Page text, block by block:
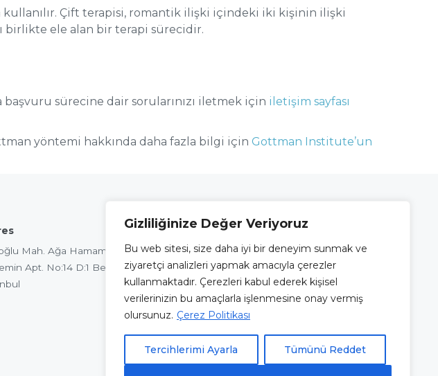
Gizliliğinize Değer Veriyoruz
Bu web sitesi, size daha iyi bir deneyim sunmak ve
ziyaretçi analizleri yapmak amacıyla çerezler
kullanmaktadır. Çerezleri kabul ederek kişisel
verilerinizin bu amaçlarla işlenmesine onay vermiş
olursunuz. Çerez Politikası
Tercihlerimi Ayarla Tümünü Reddet
Çift terapisi, romantik ilişki içindeki iki kişinin ilişki
birlikte ele alan bir terapi sürecidir.
sürecine dair sorularınızı iletmek için iletişim sayfası
yöntemi hakkında daha fazla bilgi için Gottman Institute’un
Mah. Ağa Hamamı Sok.
Apt. No:14 D:1 Beyoğlu /
Bu internet sitesinin içeriği ve
uygulamaları, sadece bilgilendirme ve
eğitim amaçlı olup, herhangi bir şekilde
tıbbi öneri verme veya herhangi bir
danışan sağlama amacı ile
oluşturulmamıştır. Sitemizde yer alan
takdirde resmi görüşlerini
yansıtmamaktadır.